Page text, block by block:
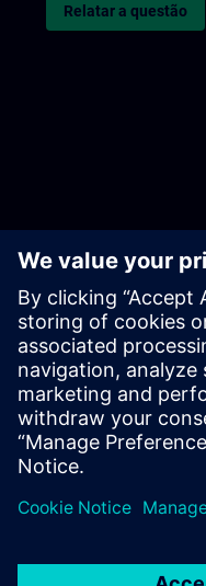
Relatar a questão